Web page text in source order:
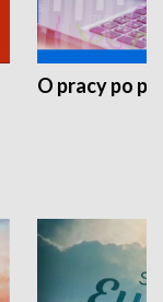
O pracy po